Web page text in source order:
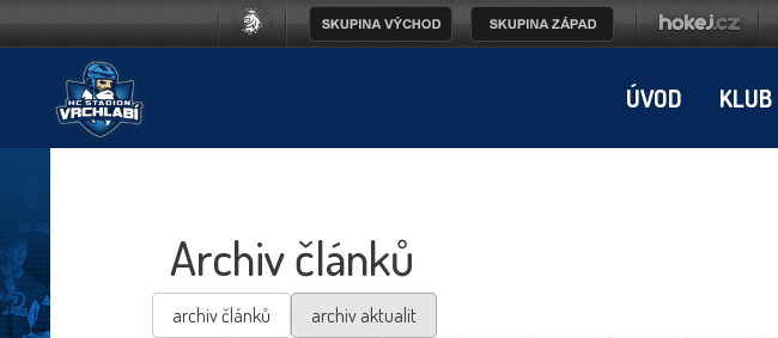
ÚVOD KLUB
Archiv článků
archiv článků
archiv aktualit